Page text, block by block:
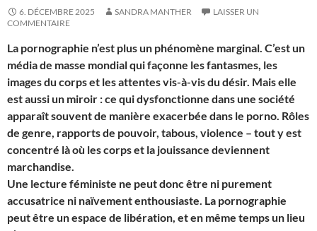
6. DÉCEMBRE 2025 SANDRA MANTHER
LAISSER UN
COMMENTAIRE
La pornographie n’est plus un phénomène marginal. C’est un
média de masse mondial qui façonne les fantasmes, les
images du corps et les attentes vis-à-vis du désir. Mais elle
est aussi un miroir : ce qui dysfonctionne dans une société
apparaît souvent de manière exacerbée dans le porno. Rôles
de genre, rapports de pouvoir, tabous, violence – tout y est
concentré là où les corps et la jouissance deviennent
marchandise.
Une lecture féministe ne peut donc être ni purement
accusatrice ni naïvement enthousiaste. La pornographie
peut être un espace de libération, et en même temps un lieu